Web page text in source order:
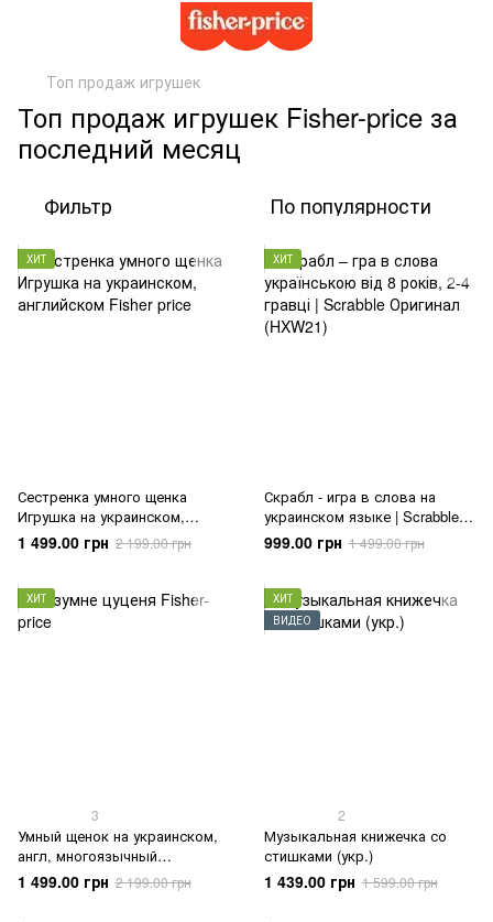
Топ продаж игрушек
Топ продаж игрушек Fisher-price за
последний месяц
Фильтр По популярности
ХИТ
Сестренка умного щенка
Игрушка на украинском,
английском Fisher price
1 499.00 грн 2 199.00 грн
ХИТ
Скрабл - игра в слова на
украинском языке | Scrabble
Оригинал
999.00 грн 1 499.00 грн
ХИТ
3
Умный щенок на украинском,
англ, многоязычный
Интерактивная игрушка
1 499.00 грн 2 199.00 грн
ХИТ
ВИДЕО
2
Музыкальная книжечка со
стишками (укр.)
1 439.00 грн 1 599.00 грн